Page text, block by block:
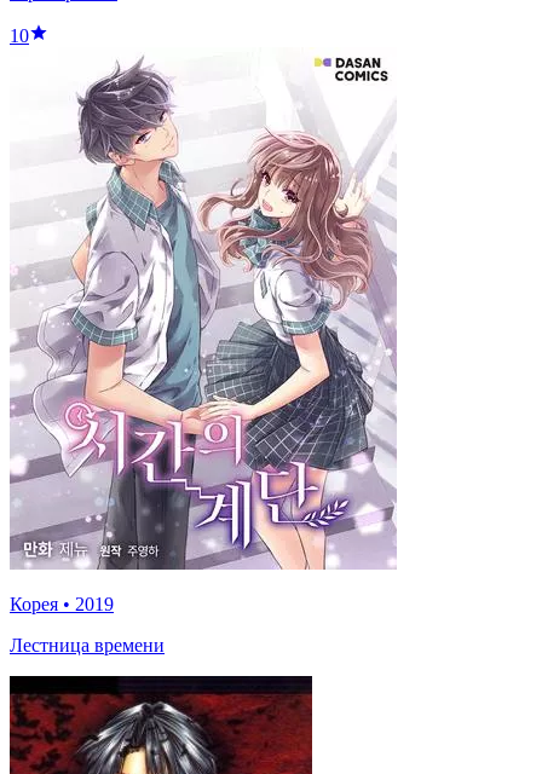
10
Корея • 2019
Лестница времени